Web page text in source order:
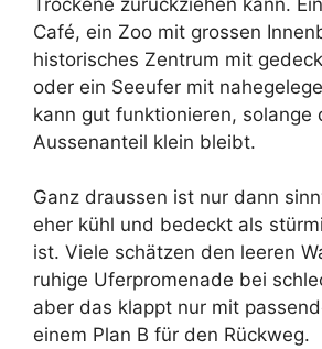
Café, ein Zoo mit grossen
historisches Zentrum mit
oder ein Seeufer mit
kann gut funktionieren, solange
Aussenanteil klein bleibt.
Ganz draussen ist nur dann
eher kühl und bedeckt als
ist. Viele schätzen den leeren
ruhige Uferpromenade bei
aber das klappt nur mit
einem Plan B für den Rückweg.